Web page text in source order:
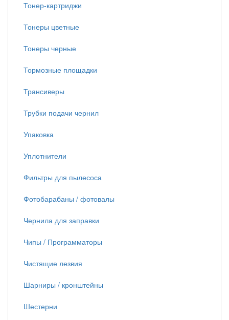
Тонер-картриджи
Тонеры цветные
Тонеры черные
Тормозные площадки
Трансиверы
Трубки подачи чернил
Упаковка
Уплотнители
Фильтры для пылесоса
Фотобарабаны / фотовалы
Чернила для заправки
Чипы / Программаторы
Чистящие лезвия
Шарниры / кронштейны
Шестерни